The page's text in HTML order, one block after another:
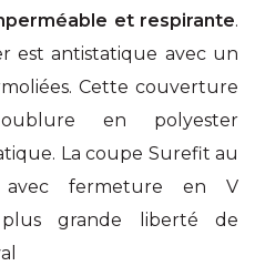
et respirante.
est antistatique avec un
Cette couverture
en polyester
La coupe Surefit au
avec fermeture en V
grande liberté de